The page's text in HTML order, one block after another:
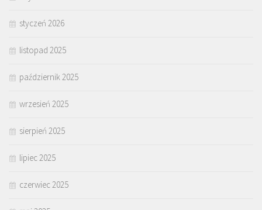
styczeń 2026
listopad 2025
październik 2025
wrzesień 2025
sierpień 2025
lipiec 2025
czerwiec 2025